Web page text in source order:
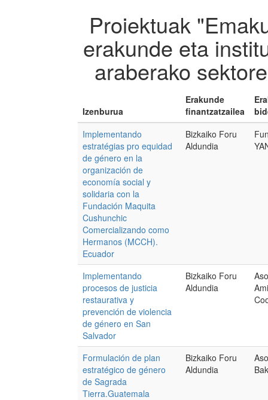
Proiektuak
erakunde eta
araberako
Izenburua
Erakunde
finantzatzailea
Implementando
estratégias pro equidad
de género en la
organización de
economía social y
solidaria con la
Fundación Maquita
Cushunchic
Comercializando como
Hermanos (MCCH).
Ecuador
Bizkaiko Foru
Aldundia
Implementando
procesos de justicia
restaurativa y
prevención de violencia
de género en San
Salvador
Bizkaiko Foru
Aldundia
Formulación de plan
estratégico de género
de Sagrada
Tierra.Guatemala
Bizkaiko Foru
Aldundia